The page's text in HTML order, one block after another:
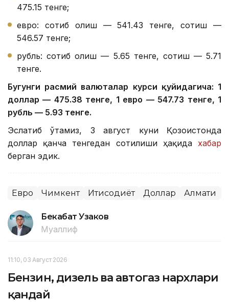
475.15 тенге;
евро: сотиб олиш — 541.43 тенге, сотиш —
546.57 тенге;
рубль: сотиб олиш — 5.65 тенге, сотиш — 5.71
тенге.
Бугунги расмий валюталар курси қуйидагича: 1
доллар — 475.38 тенге, 1 евро — 547.73 тенге, 1
рубль — 5.93 тенге.
Эслатиб ўтамиз, 3 август куни Қозоғистонда
доллар қанча тенгедан сотилиши ҳақидахабар
берган эдик.
Евро Чимкент Иқтисодиёт Доллар Алмати
Бекабат Узаков
Муаллиф
11:10, 03 Август 2026
Бензин, дизель ва автогаз нархлари
қандай